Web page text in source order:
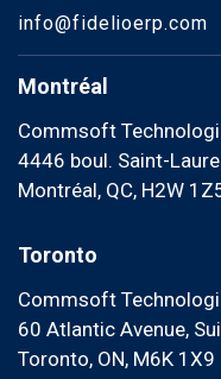
info@fidelioerp.com
Montréal
Commsoft
4446 boul. Saint-
Montréal, QC, H2W
Toronto
Commsoft
60 Atlantic Avenue,
Toronto, ON, M6K 1X9